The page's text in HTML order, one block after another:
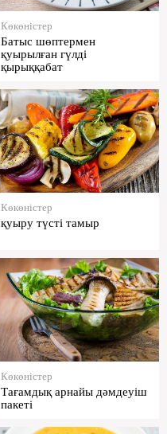
Көкөністер
Батыс шөптермен
қуырылған гүлді
қырыққабат
Көкөністер
қуыру түсті тамыр
Көкөністер
Тағамдық арнайы дәмдеуіш
пакеті